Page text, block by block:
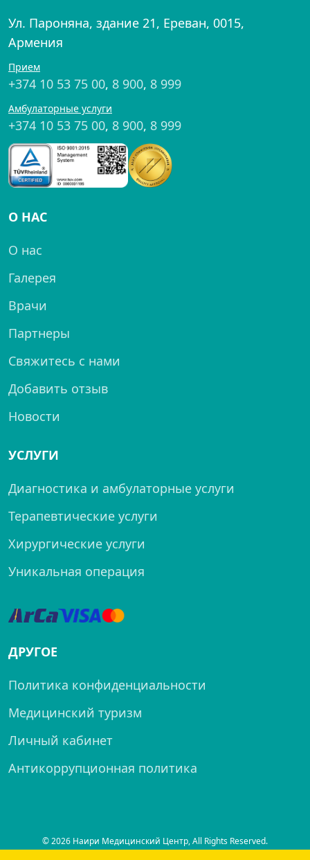
Ул. Пароняна, здание 21, Ереван, 0015,
Армения
Прием
+374 10 53 75 00, 8 900, 8 999
Амбулаторные услуги
+374 10 53 75 00, 8 900, 8 999
О НАС
О нас
Галерея
Врачи
Партнеры
Свяжитесь с нами
Добавить отзыв
Новости
УСЛУГИ
Диагностика и амбулаторные услуги
Терапевтические услуги
Хирургические услуги
Уникальная операция
ДРУГОЕ
Политика конфиденциальности
Медицинский туризм
Личный кабинет
Антикоррупционная политика
© 2026 Наири Медицинский Центр, All Rights Reserved.